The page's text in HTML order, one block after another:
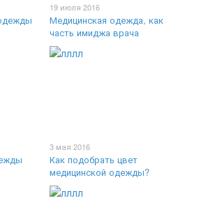
19 июля 2016
Медицинская одежда, как
часть имиджа врача
3 мая 2016
Как подобрать цвет
медицинской одежды?